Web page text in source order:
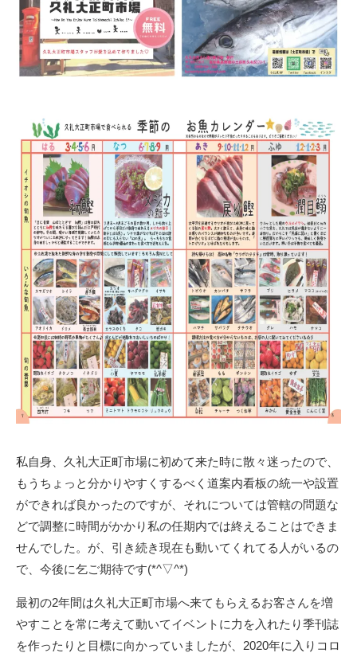
私自身、久礼大正町市場に初めて来た時に散々迷ったので、
もうちょっと分かりやすくするべく道案内看板の統一や設置
ができれば良かったのですが、それについては管轄の問題な
どで調整に時間がかかり私の任期内では終えることはできま
せんでした。が、引き続き現在も動いてくれてる人がいるの
で、今後に乞ご期待です(*^▽^*)
最初の2年間は久礼大正町市場へ来てもらえるお客さんを増
やすことを常に考えて動いてイベントに力を入れたり季刊誌
を作ったりと目標に向かっていましたが、2020年に入りコロ